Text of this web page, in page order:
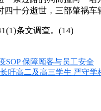
四十分逝世，三部肇祸
条文调查。(14)
SOP 保障顾客与员工安全
吁高二及高三学生 严守学